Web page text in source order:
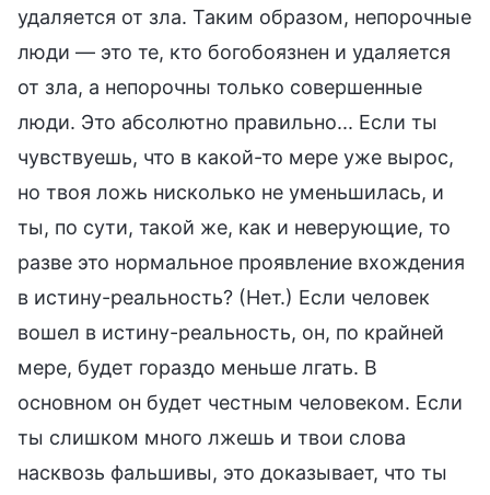
удаляется от зла. Таким образом, непорочные
люди — это те, кто богобоязнен и удаляется
от зла, а непорочны только совершенные
люди. Это абсолютно правильно... Если ты
чувствуешь, что в какой-то мере уже вырос,
но твоя ложь нисколько не уменьшилась, и
ты, по сути, такой же, как и неверующие, то
разве это нормальное проявление вхождения
в истину-реальность? (Нет.) Если человек
вошел в истину-реальность, он, по крайней
мере, будет гораздо меньше лгать. В
основном он будет честным человеком. Если
ты слишком много лжешь и твои слова
насквозь фальшивы, это доказывает, что ты